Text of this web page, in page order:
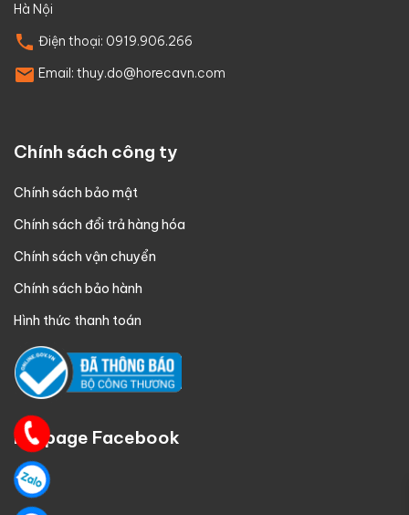
Hà Nội
Điện thoại: 0919.906.266
Email: thuy.do@horecavn.com
Chính sách công ty
Chính sách bảo mật
Chính sách đổi trả hàng hóa
Chính sách vận chuyển
Chính sách bảo hành
Hình thức thanh toán
Fanpage Facebook